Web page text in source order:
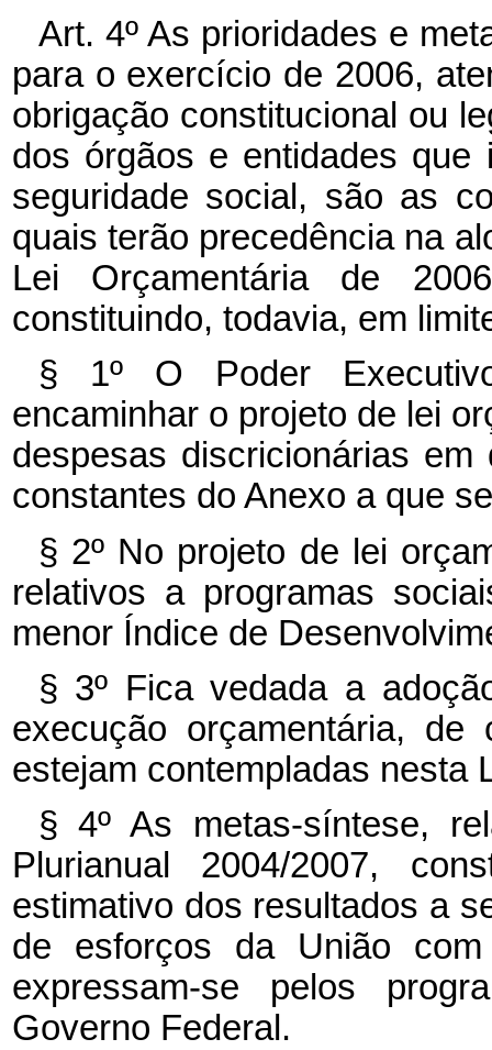
Art. 4º As prioridades e
para o exercício de 2006,
obrigação constitucional ou
dos órgãos e entidades
seguridade social, são as
quais terão precedência na
Lei Orçamentária de
constituindo, todavia, em
§ 1º O Poder
encaminhar o projeto de lei
despesas discricionárias
constantes do Anexo a que
§ 2º No projeto de lei
relativos a programas
menor Índice de
§ 3º Fica vedada a
execução orçamentária,
estejam contempladas nesta
§ 4º As metas-síntese,
Plurianual 2004/2007,
estimativo dos resultados a
de esforços da União
expressam-se pelos
Governo Federal.